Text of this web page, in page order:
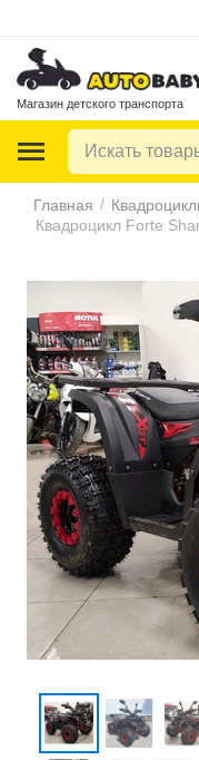
Магазин детского транспорта
Главная /
Квадроцикл Forte